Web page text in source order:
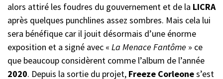
alors attiré les foudres du gouvernement et de la LICRA
après quelques punchlines assez sombres. Mais cela lui
sera bénéfique car il jouit désormais d’une énorme
exposition et a signé avec « La Menace Fantôme » ce
que beaucoup considèrent comme l’album de l’année
2020. Depuis la sortie du projet, Freeze Corleones’est